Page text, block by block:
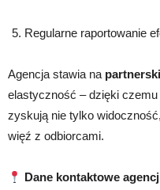
Regularne raportowanie
Agencja stawia na
elastyczność – dzięki czemu
zyskują nie tylko
więź z odbiorcami.
Dane kontaktowe